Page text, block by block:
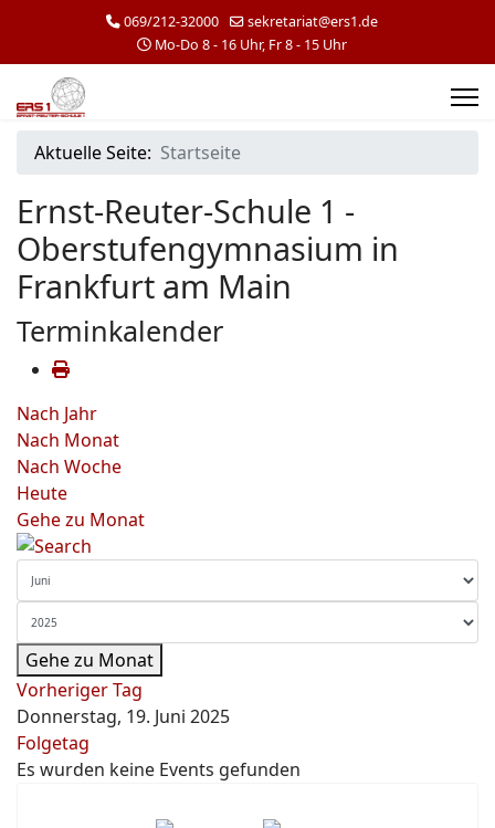
069/212-32000
sekretariat@ers1.de
Mo-Do 8 - 16 Uhr, Fr 8 - 15 Uhr
Aktuelle Seite: Startseite
Ernst-Reuter-Schule 1 -
Oberstufengymnasium in
Frankfurt am Main
Terminkalender
Nach Jahr
Nach Monat
Nach Woche
Heute
Gehe zu Monat
Gehe zu Monat
Vorheriger Tag
Donnerstag, 19. Juni 2025
Folgetag
Es wurden keine Events gefunden